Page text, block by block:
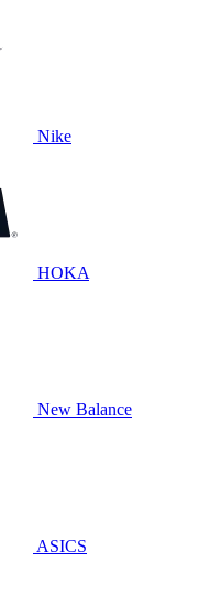
Nike
HOKA
New Balance
ASICS